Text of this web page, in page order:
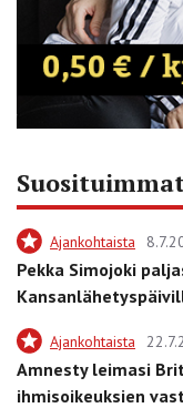
Ajankohtaista
Pekka Simojoki
Ajankohtaista
Amnesty leimasi
ihmisoikeuksien